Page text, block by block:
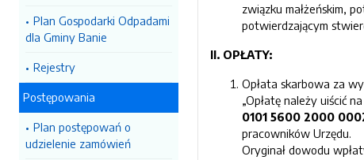
Plan Gospodarki Odpadami
dla Gminy Banie
Rejestry
Postępowania
Plan postępowań o
udzielenie zamówień
związku małżeńskim,
potwierdzającym
II. OPŁATY:
Opłata skarbowa za
„Opłatę należy uiścić
0101 5600 2000
pracowników Urzędu.
Oryginał dowodu